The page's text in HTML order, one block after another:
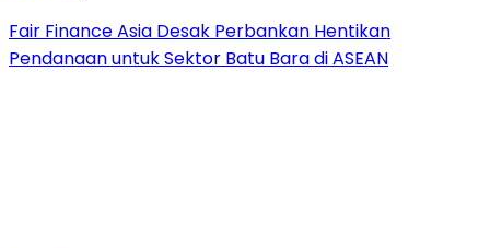
Fair Finance Asia Desak Perbankan Hentikan
Pendanaan untuk Sektor Batu Bara di ASEAN